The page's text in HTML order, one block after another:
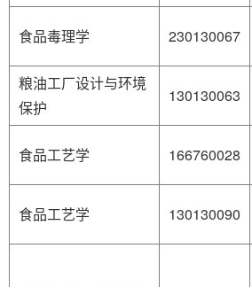
食品毒理学 230130067
粮油工厂设计与环境
保护
130130063
食品工艺学 166760028
食品工艺学 130130090